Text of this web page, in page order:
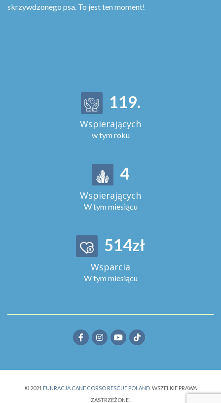
skrzywdzonego psa. To jest ten moment!
131.
Wspierających
w tym roku
5
Wspierających
W tym miesiącu
569zł
Wsparcia
W tym miesiącu
© 2021 FUNRACJA CANE CORSO RESCUE POLAND. WSZELKIE PRAWA
ZASTRZEŻONE!